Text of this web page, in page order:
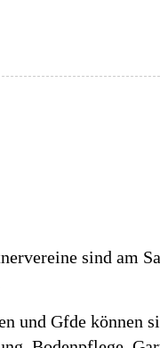
sind am
und Gfde können